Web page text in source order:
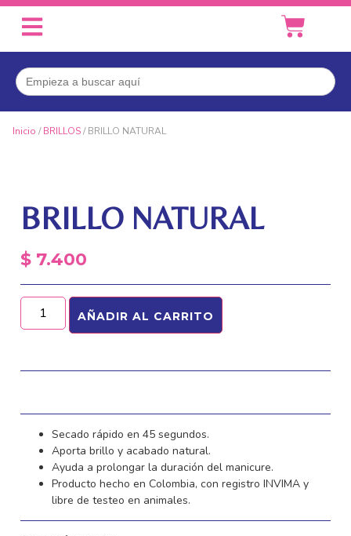
Buscar:
Inicio /BRILLOS/ BRILLO NATURAL
BRILLO NATURAL
$ 7.400
AÑADIR AL CARRITO
Secado rápido en 45 segundos.
Aporta brillo y acabado natural.
Ayuda a prolongar la duración del manicure.
Producto hecho en Colombia, con registro INVIMA y
libre de testeo en animales.